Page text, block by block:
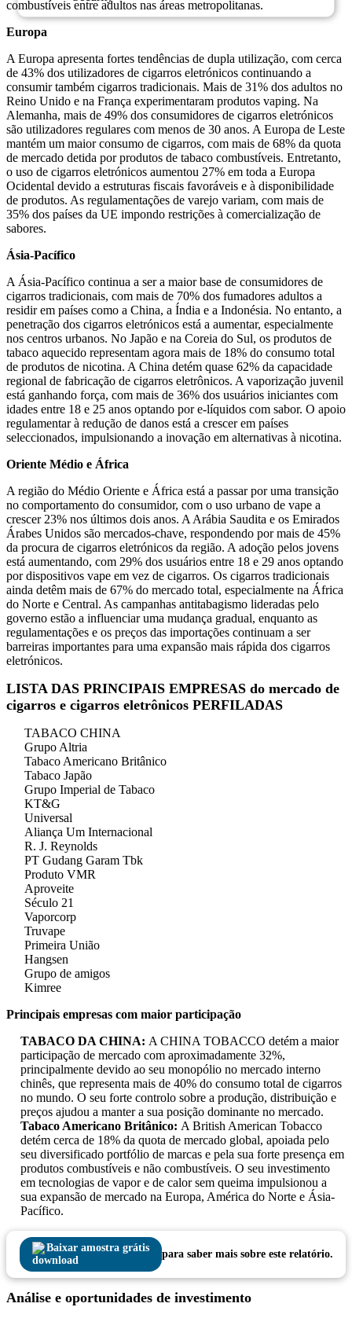
combustíveis entre adultos nas áreas metropolitanas.
Europa
A Europa apresenta fortes tendências de dupla utilização, com cerca
de 43% dos utilizadores de cigarros eletrónicos continuando a
consumir também cigarros tradicionais. Mais de 31% dos adultos no
Reino Unido e na França experimentaram produtos vaping. Na
Alemanha, mais de 49% dos consumidores de cigarros eletrónicos
são utilizadores regulares com menos de 30 anos. A Europa de Leste
mantém um maior consumo de cigarros, com mais de 68% da quota
de mercado detida por produtos de tabaco combustíveis. Entretanto,
o uso de cigarros eletrónicos aumentou 27% em toda a Europa
Ocidental devido a estruturas fiscais favoráveis ​​e à disponibilidade
de produtos. As regulamentações de varejo variam, com mais de
35% dos países da UE impondo restrições à comercialização de
sabores.
Ásia-Pacífico
A Ásia-Pacífico continua a ser a maior base de consumidores de
cigarros tradicionais, com mais de 70% dos fumadores adultos a
residir em países como a China, a Índia e a Indonésia. No entanto, a
penetração dos cigarros eletrónicos está a aumentar, especialmente
nos centros urbanos. No Japão e na Coreia do Sul, os produtos de
tabaco aquecido representam agora mais de 18% do consumo total
de produtos de nicotina. A China detém quase 62% da capacidade
regional de fabricação de cigarros eletrônicos. A vaporização juvenil
está ganhando força, com mais de 36% dos usuários iniciantes com
idades entre 18 e 25 anos optando por e-líquidos com sabor. O apoio
regulamentar à redução de danos está a crescer em países
seleccionados, impulsionando a inovação em alternativas à nicotina.
Oriente Médio e África
A região do Médio Oriente e África está a passar por uma transição
no comportamento do consumidor, com o uso urbano de vape a
crescer 23% nos últimos dois anos. A Arábia Saudita e os Emirados
Árabes Unidos são mercados-chave, respondendo por mais de 45%
da procura de cigarros eletrónicos da região. A adoção pelos jovens
está aumentando, com 29% dos usuários entre 18 e 29 anos optando
por dispositivos vape em vez de cigarros. Os cigarros tradicionais
ainda detêm mais de 67% do mercado total, especialmente na África
do Norte e Central. As campanhas antitabagismo lideradas pelo
governo estão a influenciar uma mudança gradual, enquanto as
regulamentações e os preços das importações continuam a ser
barreiras importantes para uma expansão mais rápida dos cigarros
eletrónicos.
LISTA DAS PRINCIPAIS EMPRESAS do mercado de
cigarros e cigarros eletrônicos PERFILADAS
TABACO CHINA
Grupo Altria
Tabaco Americano Britânico
Tabaco Japão
Grupo Imperial de Tabaco
KT&G
Universal
Aliança Um Internacional
R. J. Reynolds
PT Gudang Garam Tbk
Produto VMR
Aproveite
Século 21
Vaporcorp
Truvape
Primeira União
Hangsen
Grupo de amigos
Kimree
Principais empresas com maior participação
TABACO DA CHINA: A CHINA TOBACCO detém a maior
participação de mercado com aproximadamente 32%,
principalmente devido ao seu monopólio no mercado interno
chinês, que representa mais de 40% do consumo total de cigarros
no mundo. O seu forte controlo sobre a produção, distribuição e
preços ajudou a manter a sua posição dominante no mercado.
Tabaco Americano Britânico: A British American Tobacco
detém cerca de 18% da quota de mercado global, apoiada pelo
seu diversificado portfólio de marcas e pela sua forte presença em
produtos combustíveis e não combustíveis. O seu investimento
em tecnologias de vapor e de calor sem queima impulsionou a
sua expansão de mercado na Europa, América do Norte e Ásia-
Pacífico.
Baixar amostra grátis
para saber mais sobre este relatório.
Análise e oportunidades de investimento